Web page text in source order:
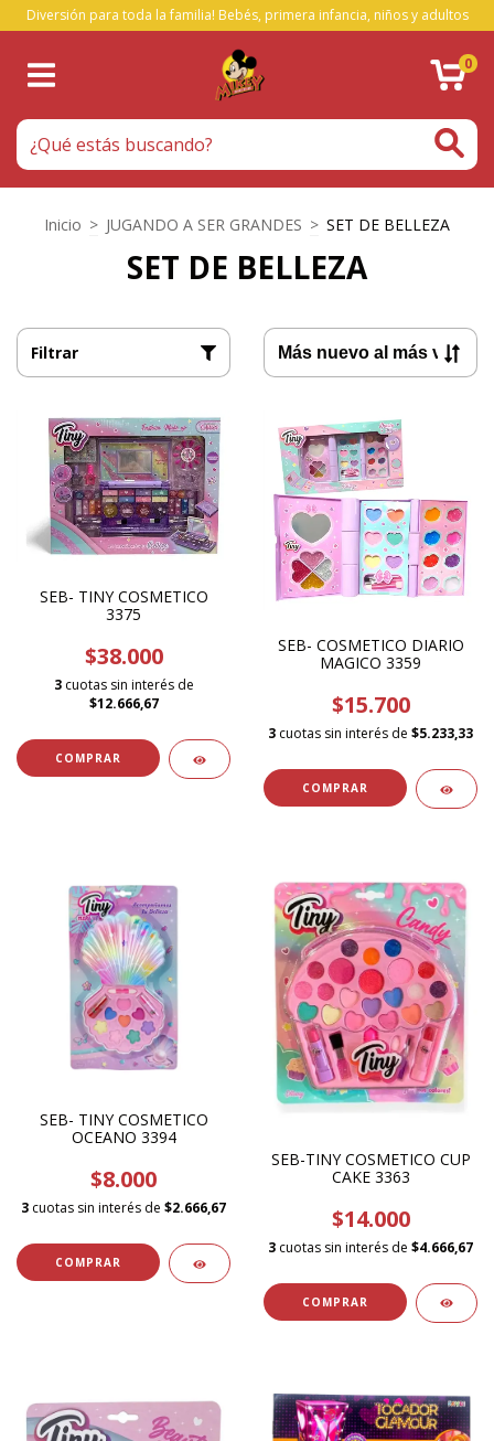
Diversión para toda la familia! Bebés, primera infancia, niños y adultos
0
Inicio > JUGANDO A SER GRANDES > SET DE BELLEZA
SET DE BELLEZA
Filtrar
SEB- TINY COSMETICO
3375
$38.000
3 cuotas sin interés de
$12.666,67
SEB- COSMETICO DIARIO
MAGICO 3359
$15.700
3 cuotas sin interés de $5.233,33
SEB- TINY COSMETICO
OCEANO 3394
$8.000
3 cuotas sin interés de $2.666,67
SEB-TINY COSMETICO CUP
CAKE 3363
$14.000
3 cuotas sin interés de $4.666,67